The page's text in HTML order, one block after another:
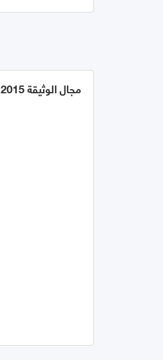
مجال الوثيقة GSO ISO 10893-5:2015